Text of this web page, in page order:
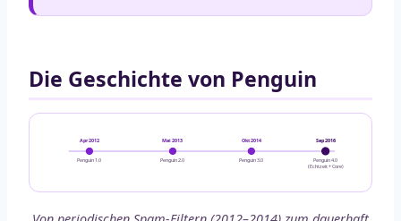
Die Geschichte von Penguin
Apr 2012
Penguin 1.0
Mai 2013
Penguin 2.0
Okt 2014
Penguin 3.0
Sep 2016
Penguin 4.0
(Echtzeit + Core)